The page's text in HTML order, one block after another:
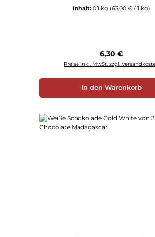
Inhalt: 0.1 kg (63,00 € / 1 kg)
Regulärer Preis:
6,30 €
Preise inkl. MwSt. zzgl.
In den Warenkorb